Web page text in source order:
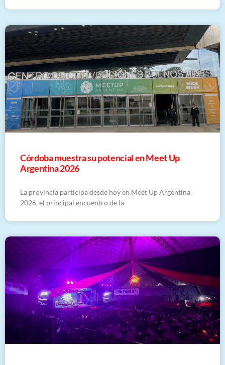
Córdoba muestra su potencial en Meet Up
Argentina 2026
La provincia participa desde hoy en Meet Up Argentina
2026, el principal encuentro de la